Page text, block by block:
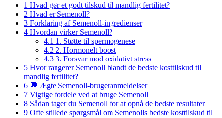
1 Hvad gør et godt tilskud til mandlig fertilitet?
2 Hvad er Semenoll?
3 Forklaring af Semenoll-ingredienser
4 Hvordan virker Semenoll?
4.1 1. Støtte til spermogenese
4.2 2. Hormonelt boost
4.3 3. Forsvar mod oxidativt stress
5 Hvor rangerer Semenoll blandt de bedste kosttilskud til
mandlig fertilitet?
6 💬 Ægte Semenoll-brugeranmeldelser
7 Vigtige fordele ved at bruge Semenoll
8 Sådan tager du Semenoll for at opnå de bedste resultater
9 Ofte stillede spørgsmål om Semenolls bedste kosttilskud til